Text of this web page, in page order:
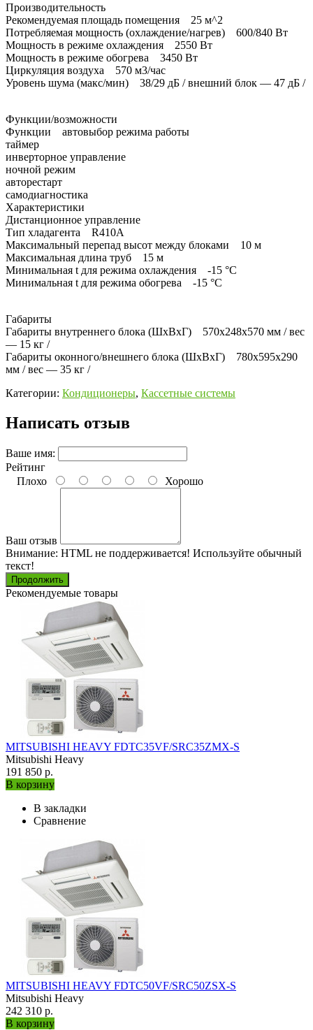
Производительность
Рекомендуемая площадь помещения 25 м^2
Потребляемая мощность (охлаждение/нагрев) 600/840 Вт
Мощность в режиме охлаждения 2550 Вт
Мощность в режиме обогрева 3450 Вт
Циркуляция воздуха 570 м3/час
Уровень шума (макс/мин) 38/29 дБ / внешний блок — 47 дБ /
Функции/возможности
Функции автовыбор режима работы
таймер
инверторное управление
ночной режим
авторестарт
самодиагностика
Характеристики
Дистанционное управление
Тип хладагента R410А
Максимальный перепад высот между блоками 10 м
Максимальная длина труб 15 м
Минимальная t для режима охлаждения -15 °C
Минимальная t для режима обогрева -15 °C
Габариты
Габариты внутреннего блока (ШхВхГ) 570x248x570 мм / вес
— 15 кг /
Габариты оконного/внешнего блока (ШхВхГ) 780x595x290
мм / вес — 35 кг /
Категории: Кондиционеры, Кассетные системы
Написать отзыв
Ваше имя:
Рейтинг
Плохо
Хорошо
Ваш отзыв
Внимание: HTML не поддерживается! Используйте обычный
текст!
Продолжить
Рекомендуемые товары
MITSUBISHI HEAVY FDTC35VF/SRC35ZMX-S
Mitsubishi Heavy
191 850 р.
В корзину
В закладки
Сравнение
MITSUBISHI HEAVY FDTC50VF/SRC50ZSX-S
Mitsubishi Heavy
242 310 р.
В корзину